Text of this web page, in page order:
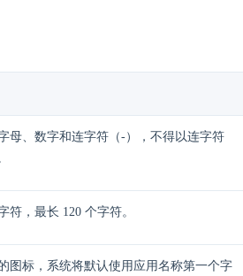
母、数字和连字符（-），不得以连字符
符，最长 120 个字符。
图标，系统将默认使用应用名称第一个字